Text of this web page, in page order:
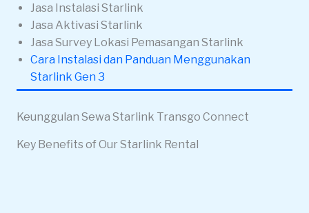
Jasa Instalasi Starlink
Jasa Aktivasi Starlink
Jasa Survey Lokasi Pemasangan Starlink
Cara Instalasi dan Panduan Menggunakan
Starlink Gen 3
Keunggulan Sewa Starlink Transgo Connect
Key Benefits of Our Starlink Rental